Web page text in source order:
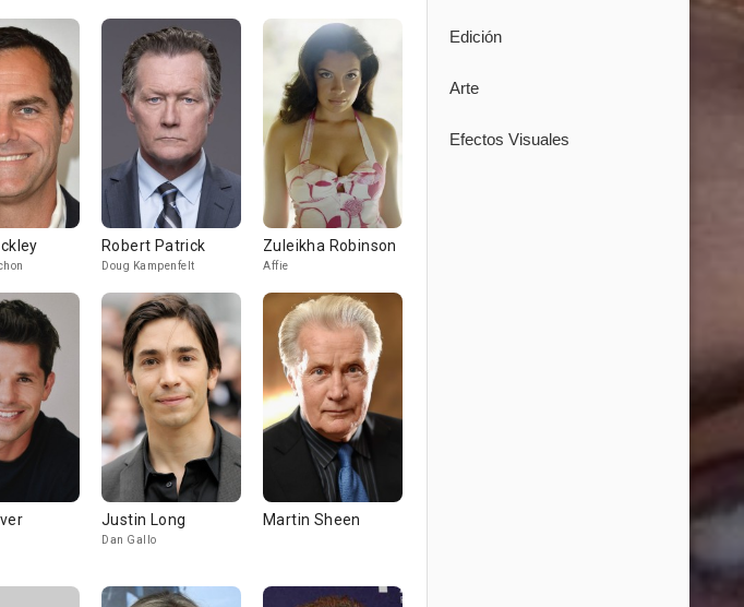
Robert Patrick
Doug Kampenfelt
Zuleikha Robinson
Affie
Justin Long
Dan Gallo
Martin Sheen
Edición
Arte
Efectos Visuales